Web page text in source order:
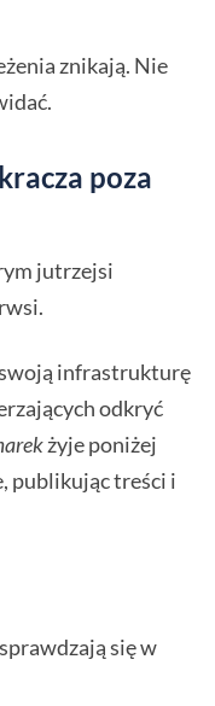
znikają. Nie
poza
jutrzejsi
infrastrukturę
odkryć
żyje poniżej
publikując treści i
się w